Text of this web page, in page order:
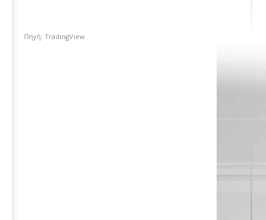
Πηγή: TradingView